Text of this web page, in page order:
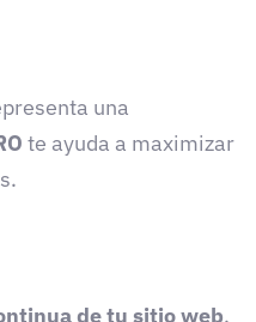
una
te ayuda a maximizar
de tu sitio web,